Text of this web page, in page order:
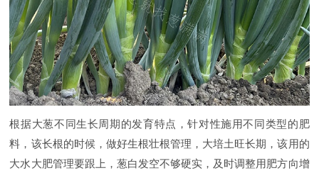
根据大葱不同生长周期的发育特点，针对性施用不同类型的肥
料，该长根的时候，做好生根壮根管理，大培土旺长期，该用的
大水大肥管理要跟上，葱白发空不够硬实，及时调整用肥方向增